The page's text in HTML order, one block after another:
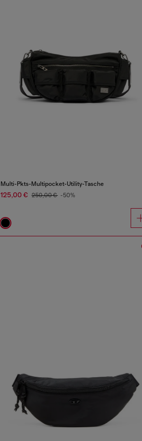
Multi-Pkts-Multipocket-Utility-Tasche
125,00 € 250,00 € -50%